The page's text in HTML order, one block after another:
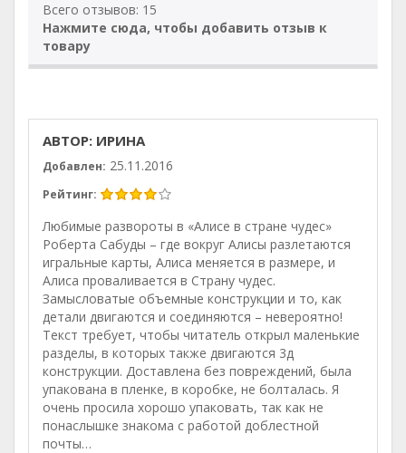
Всего отзывов: 15
Нажмите сюда, чтобы добавить отзыв к
товару
АВТОР: ИРИНА
Добавлен: 25.11.2016
Рейтинг:
Любимые развороты в «Алисе в стране чудес»
Роберта Сабуды – где вокруг Алисы разлетаются
игральные карты, Алиса меняется в размере, и
Алиса проваливается в Страну чудес.
Замысловатые объемные конструкции и то, как
детали двигаются и соединяются – невероятно!
Текст требует, чтобы читатель открыл маленькие
разделы, в которых также двигаются 3д
конструкции. Доставлена без повреждений, была
упакована в пленке, в коробке, не болталась. Я
очень просила хорошо упаковать, так как не
понаслышке знакома с работой доблестной
почты…